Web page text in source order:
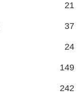
21
37
24
149
242